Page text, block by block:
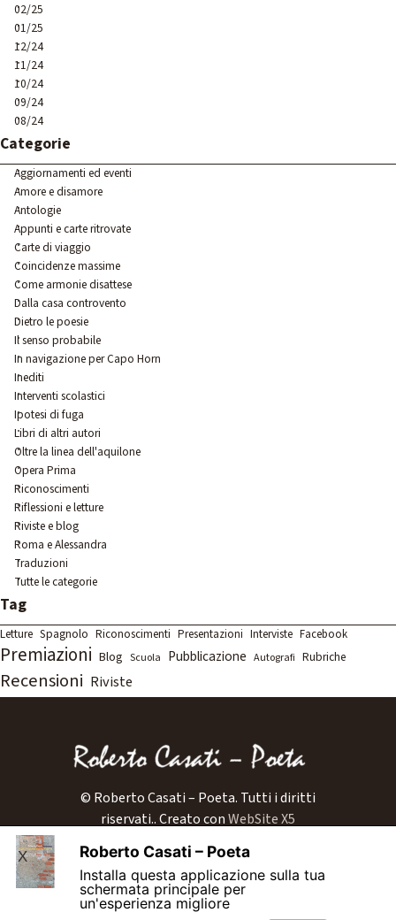
02/25
01/25
12/24
11/24
10/24
09/24
08/24
Salta blocco Categorie
Categorie
Aggiornamenti ed eventi
Amore e disamore
Antologie
Appunti e carte ritrovate
Carte di viaggio
Coincidenze massime
Come armonie disattese
Dalla casa controvento
Dietro le poesie
Il senso probabile
In navigazione per Capo Horn
Inediti
Interventi scolastici
Ipotesi di fuga
Libri di altri autori
Oltre la linea dell'aquilone
Opera Prima
Riconoscimenti
Riflessioni e letture
Riviste e blog
Roma e Alessandra
Traduzioni
Tutte le categorie
Salta blocco Tag
Tag
Letture Spagnolo Riconoscimenti Presentazioni Interviste Facebook
Premiazioni Blog Scuola Pubblicazione Autografi Rubriche
Recensioni Riviste
© Roberto Casati – Poeta. Tutti i diritti
riservati..Creato conWebSite X5
Home
Biografia
Libri
Blog
Roberto Casati – Poeta
Installa questa applicazione sulla tua
schermata principale per
un'esperienza migliore
X